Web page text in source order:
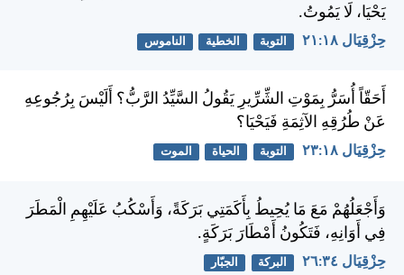
يَحْيَا، لَا يَمُوتُ.
حِزْقِيَال ١٨:‏٢١ التوبة الخطية الناموس
أَحَقّاً أُسَرُّ بِمَوْتِ الشِّرِّيرِ يَقُولُ السَّيِّدُ الرَّبُّ؟ أَلَيْسَ بِرُجُوعِهِ
عَنْ طُرُقِهِ الآثِمَةِ فَيَحْيَا؟
حِزْقِيَال ١٨:‏٢٣ التوبة الحياة الموت
وَأَجْعَلُهُمْ مَعَ مَا يُحِيطُ بِأَكَمَتِي بَرَكَةً، وَأَسْكُبُ عَلَيْهِمِ الْمَطَرَ
فِي أَوَانِهِ، فَتَكُونُ أَمْطَارَ بَرَكَةٍ.
حِزْقِيَال ٣٤:‏٢٦ البركة الجبّار